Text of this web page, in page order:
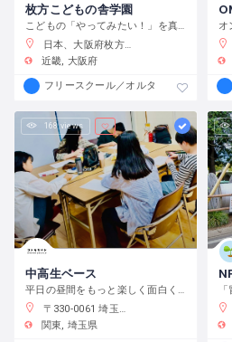
枚方こどもの舎学園
こどもの「やってみたい！」を真ん中に、遊び、学び、活動する、わくわくが原動力の学校です。
日本、大阪府枚方市渚元町２１−３１
近畿 大阪府
フリースクール／オルタナティブスクール
168 views
中高生ベース
平日の昼間をもっと楽しく面白く！
〒330-0061 埼玉県さいたま市浦和区常磐７丁目４−１ 埼玉りそな銀行さいたま研修センター
関東
埼玉県